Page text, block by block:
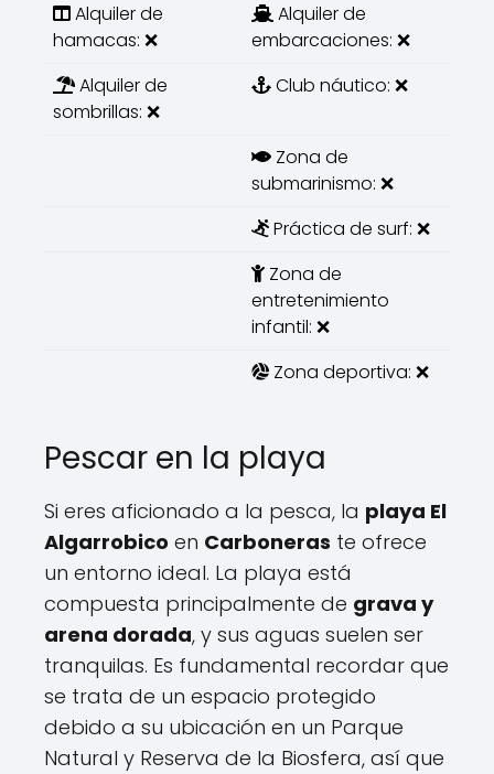
Alquiler de
hamacas: ❌
Alquiler de
embarcaciones: ❌
Alquiler de
sombrillas: ❌
Club náutico: ❌
Zona de
submarinismo: ❌
Práctica de surf: ❌
Zona de
entretenimiento
infantil: ❌
Zona deportiva: ❌
Pescar en la playa
Si eres aficionado a la pesca, la playa El
Algarrobico en Carboneras te ofrece
un entorno ideal. La playa está
compuesta principalmente de grava y
arena dorada, y sus aguas suelen ser
tranquilas. Es fundamental recordar que
se trata de un espacio protegido
debido a su ubicación en un Parque
Natural y Reserva de la Biosfera, así que